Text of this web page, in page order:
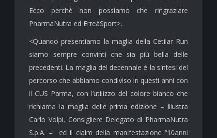
Ecco perché non possiamo che ringraziare
PharmaNutra ed ErreàSport>.
<Quando presentiamo la maglia della Cetilar Run
siamo sempre convinti che sia più bella delle
precedenti. La maglia del decennale è la sintesi del
percorso che abbiamo condiviso in questi anni con
il CUS Parma, con l’utilizzo del colore bianco che
richiama la maglia delle prima edizione – illustra
Carlo Volpi, Consigliere Delegato di PharmaNutra
S.p.A. – ed il claim della manifestazione “10anni